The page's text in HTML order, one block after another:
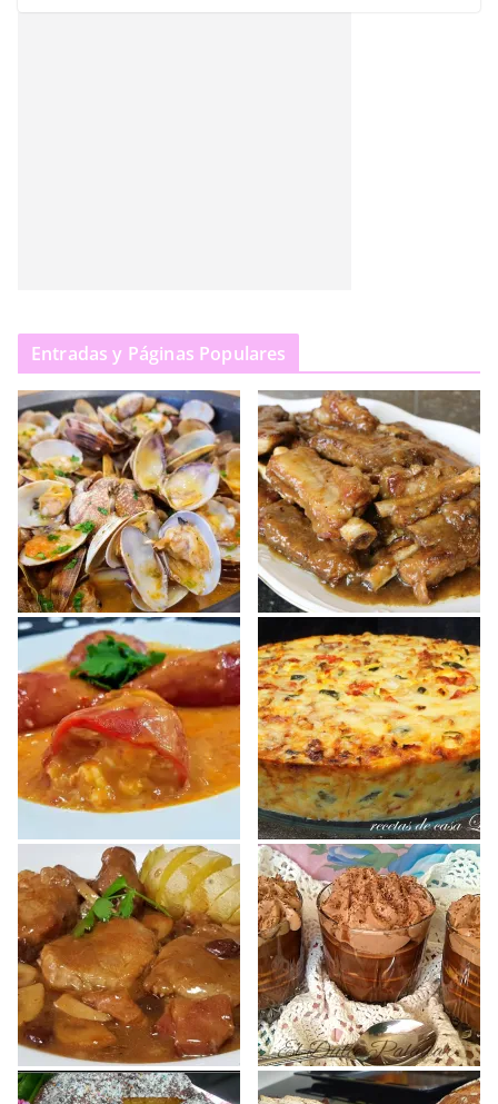
Entradas y Páginas Populares